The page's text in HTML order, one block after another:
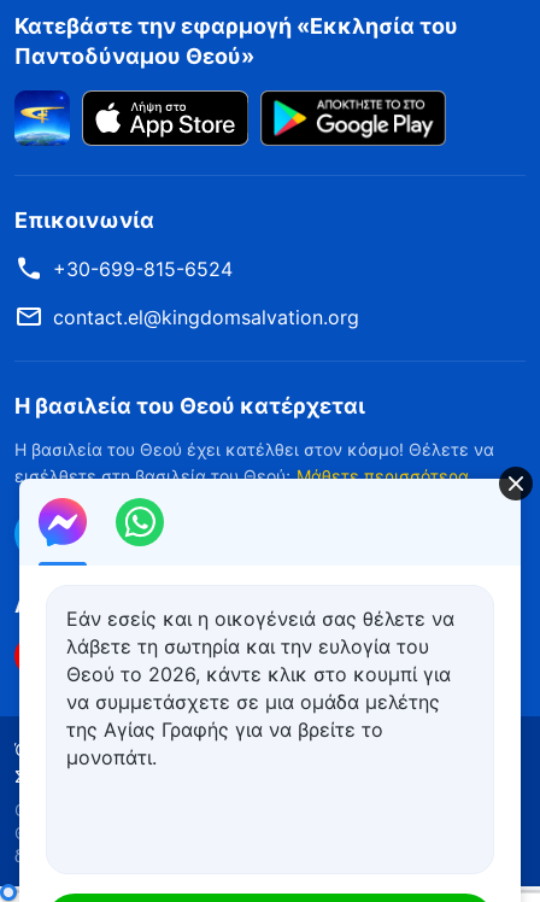
Κατεβάστε την εφαρμογή «Εκκλησία του
Παντοδύναμου Θεού»
Επικοινωνία
+30-699-815-6524
contact.el@kingdomsalvation.org
Η βασιλεία του Θεού κατέρχεται
Η βασιλεία του Θεού έχει κατέλθει στον κόσμο! Θέλετε να
εισέλθετε στη βασιλεία του Θεού; Μάθετε περισσότερα
Επικοινωνήστε μαζί μας μέσω Messenger
Ακολουθήστε μας
Όροι Χρήσης
Πολιτική απορρήτου
Συντελεστές
Copyright © 2026
Θεού
δικαιώματος.
Εάν εσείς και η οικογένειά σας θέλετε να
λάβετε τη σωτηρία και την ευλογία του
Θεού το 2026, κάντε κλικ στο κουμπί για
να συμμετάσχετε σε μια ομάδα μελέτης
της Αγίας Γραφής για να βρείτε το
μονοπάτι.